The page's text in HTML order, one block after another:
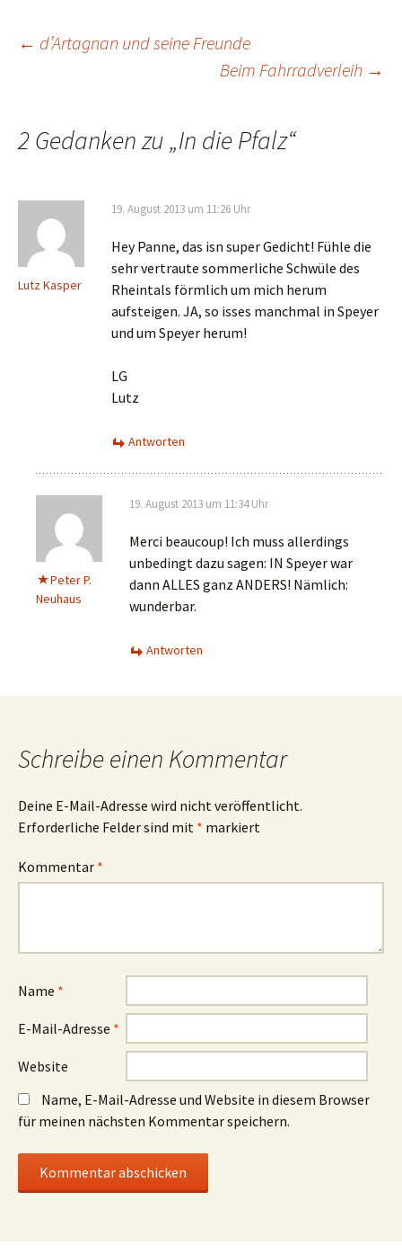
Beitrags-
← d’Artagnan und seine Freunde
Beim Fahrradverleih →
2 Gedanken zu „In die Pfalz“
Lutz Kasper
19. August 2013 um 11:26 Uhr
Hey Panne, das isn super Gedicht! Fühle die
sehr vertraute sommerliche Schwüle des
Rheintals förmlich um mich herum
aufsteigen. JA, so isses manchmal in Speyer
und um Speyer herum!
LG
Lutz
Antworten
Peter P.
Neuhaus
19. August 2013 um 11:34 Uhr
Merci beaucoup! Ich muss allerdings
unbedingt dazu sagen: IN Speyer war
dann ALLES ganz ANDERS! Nämlich:
wunderbar.
Antworten
Schreibe einen Kommentar
Deine E-Mail-Adresse wird nicht veröffentlicht.
Erforderliche Felder sind mit * markiert
Kommentar *
Name *
E-Mail-Adresse *
Website
Name, E-Mail-Adresse und Website in diesem Browser
für meinen nächsten Kommentar speichern.